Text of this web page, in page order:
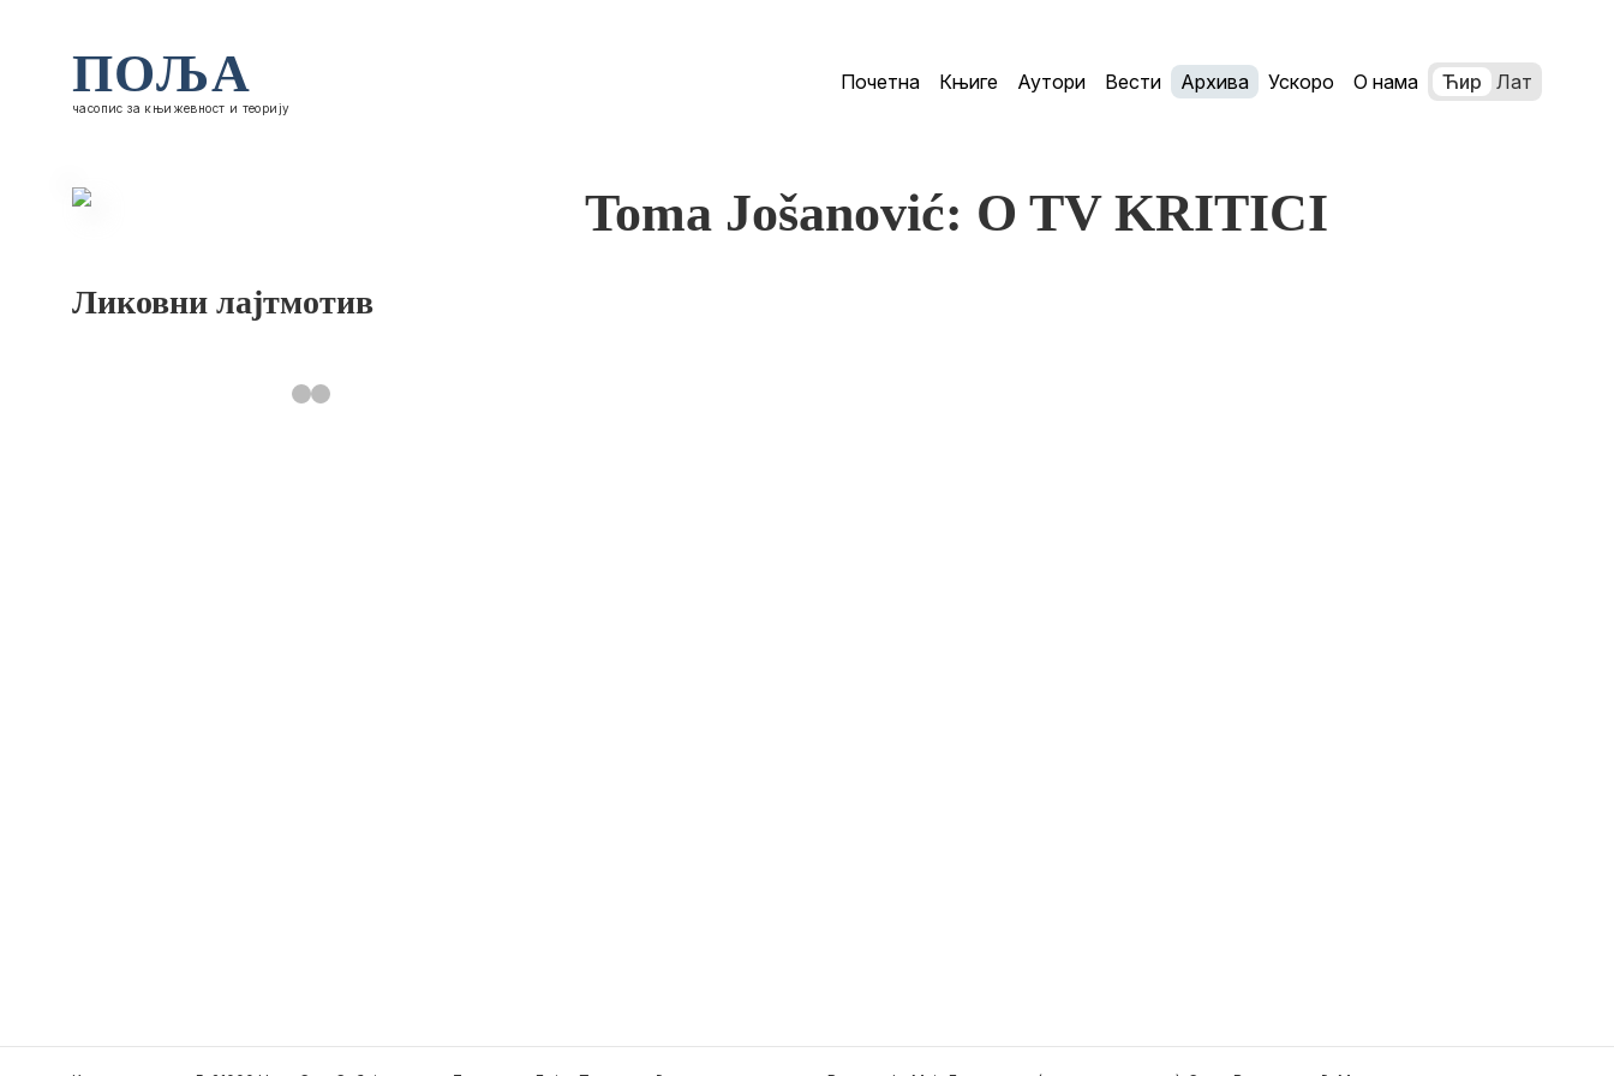
ПОЉА
часопис за књижевност и теорију
Почетна Књиге Аутори Вести Архива Ускоро О нама Ћир Лат
Ликовни лајтмотив
Toma Jošanović: O TV KRITICI